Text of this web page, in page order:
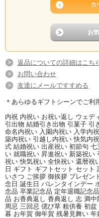
返品についての詳細はこち
お問い合わせ
友達にメールですすめる
＊あらゆるギフトシーンでご利
内祝 内祝い お祝い返し ウェデ
引出物 結婚引き出物 引菓子 引
命名内祝い 入園内祝い 入学内
築内祝い 引越し内祝い 快気内
式 結婚祝い 出産祝い 初節句
い 就職祝い 昇進祝い 新築祝い
祝い 快気祝い 全快祝い 還暦祝
日 ギフト ギフトセット セッ
いさつ ご挨拶 御挨拶 プレゼン
念日 誕生日 バレンタインデー
念品 卒業記念品 定年退職記念
品 お香典返し 香典返し 志 満
周忌 三回忌 偲び草 粗供養 初
暮 お年賀 御年賀 残暑見舞い 年